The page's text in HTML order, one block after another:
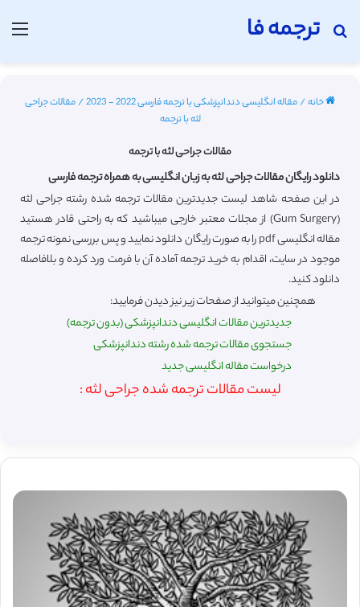
ترجمه فا
جستجو برای
خانه/مقاله انگلیسی دندانپزشکی با ترجمه فارسی 2022 - 2023 /مقالات جراحی
لثه با ترجمه
مقالات جراحی لثه با ترجمه
دانلود رایگان مقالات جراحی لثه به زبان انگلیسی به همراه ترجمه فارسی
در این صفحه شاهد لیست جدیدترین مقالات ترجمه شده رشته جراحی لثه
(Gum Surgery) از مجلات معتبر خارجی میباشید که به راحتی قادر هستید
مقاله انگلیسی pdf را به صورت رایگان دانلود نمایید و پس بررسی نمونه ترجمه
موجود در سایت، اقدام به خرید ترجمه آماده آن با فرمت ورد کرده و بلافاصله
دانلود کنید.
همچنین میتوانید از صفحات زیر نیز دیدن فرمایید:
جدیدترین مقالات انگلیسی دندانپزشکی (بدون ترجمه)
جستجوی مقالات ترجمه شده رشته دندانپزشکی
درخواست مقاله انگلیسی جدید
لیست مقالات ترجمه شده جراحی لثه :